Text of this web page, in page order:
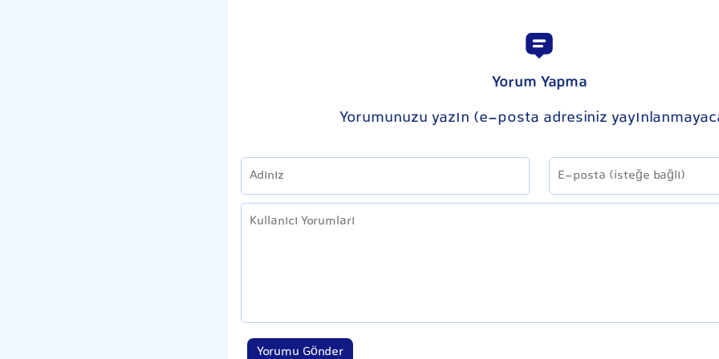
Yorum Yapma
Yorumunuzu yazın (e-posta adresiniz
Yorumu Gönder